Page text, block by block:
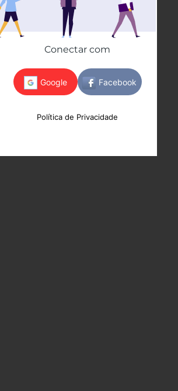
Conectar com
Política de Privacidade